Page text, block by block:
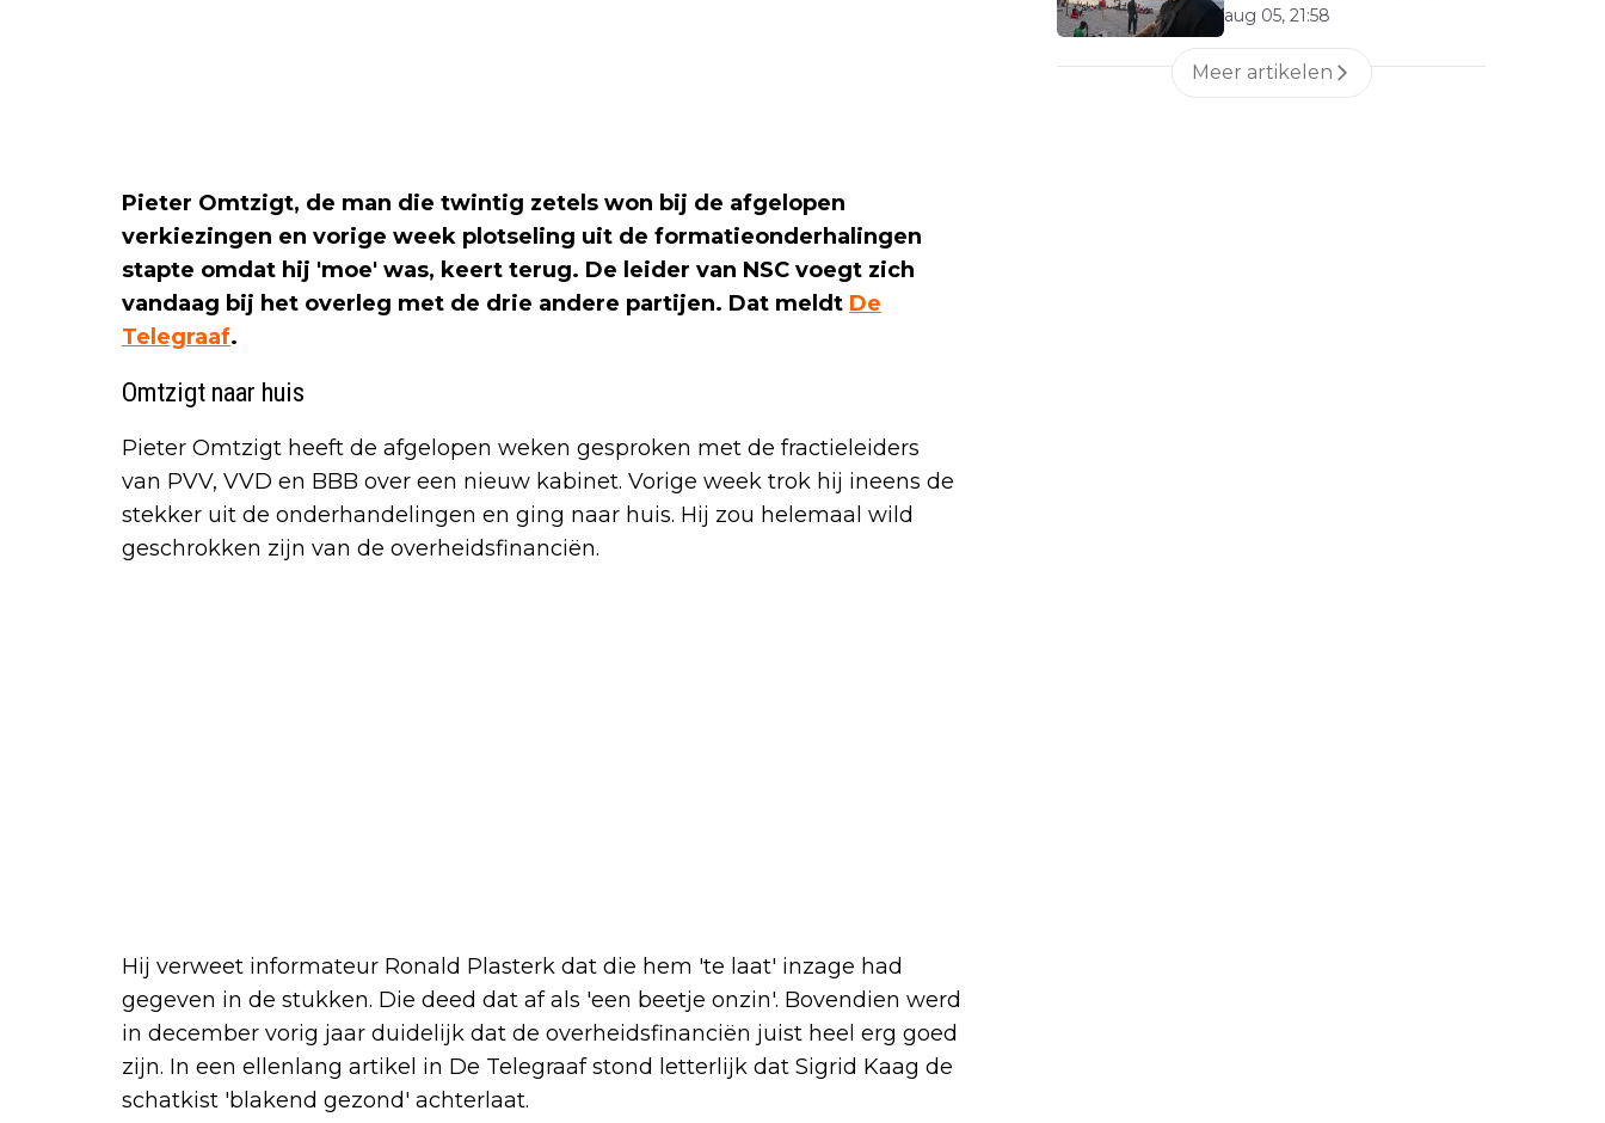
Pieter Omtzigt, de man die twintig zetels won bij de afgelopen
verkiezingen en vorige week plotseling uit de formatieonderhalingen
stapte omdat hij 'moe' was, keert terug. De leider van NSC voegt zich
vandaag bij het overleg met de drie andere partijen. Dat meldt De
Telegraaf.
Omtzigt naar huis
Pieter Omtzigt heeft de afgelopen weken gesproken met de fractieleiders
van PVV, VVD en BBB over een nieuw kabinet. Vorige week trok hij ineens de
stekker uit de onderhandelingen en ging naar huis. Hij zou helemaal wild
geschrokken zijn van de overheidsfinanciën.
Hij verweet informateur Ronald Plasterk dat die hem 'te laat' inzage had
gegeven in de stukken. Die deed dat af als 'een beetje onzin'. Bovendien werd
in december vorig jaar duidelijk dat de overheidsfinanciën juist heel erg goed
zijn. In een ellenlang artikel in De Telegraaf stond letterlijk dat Sigrid Kaag de
schatkist 'blakend gezond' achterlaat.
twijfels bij berichtgeving
media
aug 05, 21:58
Meer artikelen